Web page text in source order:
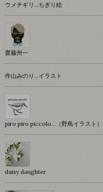
ウメチギリ…ちぎり絵
齋藤州一
作山みのり…イラスト
piro piro piccolo…（野鳥イラスト）
daisy daughter